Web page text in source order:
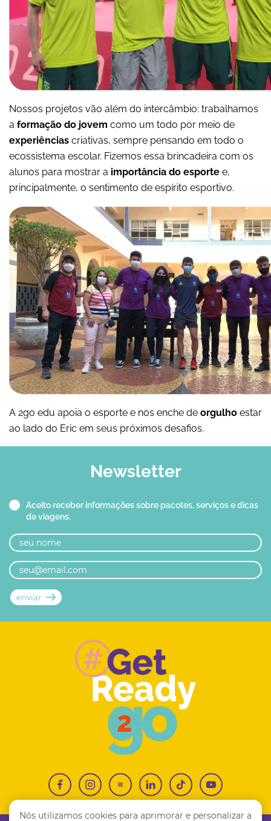
Nossos projetos vão além do intercâmbio: trabalhamos
a formação do jovem como um todo por meio de
experiências criativas, sempre pensando em todo o
ecossistema escolar. Fizemos essa brincadeira com os
alunos para mostrar a importância do esporte e,
principalmente, o sentimento de espírito esportivo.
A 2go edu apoia o esporte e nos enche de orgulho estar
ao lado do Eric em seus próximos desafios.
Newsletter
Aceito receber informações sobre pacotes, serviços e dicas
de viagens.
Nós utilizamos cookies para aprimorar e personalizar a